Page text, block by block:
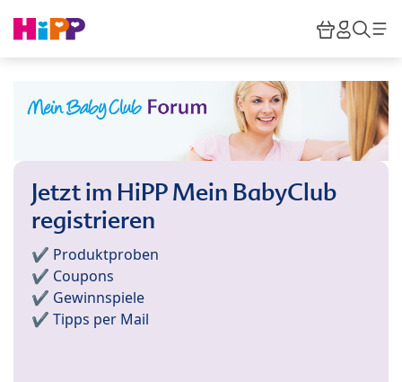
HiPP
Jetzt im HiPP Mein BabyClub
registrieren
✔️ Produktproben
✔️ Coupons
✔️ Gewinnspiele
✔️ Tipps per Mail